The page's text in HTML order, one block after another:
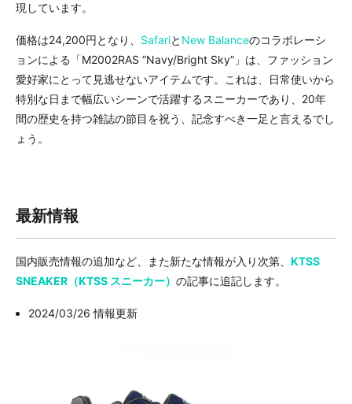
現しています。
価格は24,200円となり、 Safariと New Balanceのコラボレーシ
ョンによる「M2002RAS “Navy/Bright Sky”」は、ファッション
愛好家にとって見逃せないアイテムです。これは、日常使いから
特別な日まで幅広いシーンで活躍するスニーカーであり、20年
間の歴史を持つ雑誌の節目を祝う、記念すべき一足と言えるでし
ょう。
最新情報
国内販売情報の追加など、また新たな情報が入り次第、 KTSS
SNEAKER（KTSS スニーカー） の記事に追記します。
2024/03/26 情報更新